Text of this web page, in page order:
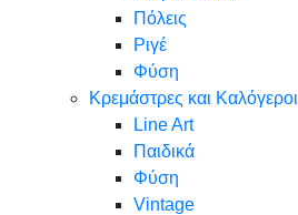
Πόλεις
Ριγέ
Φύση
Κρεμάστρες και Καλόγεροι
Line Art
Παιδικά
Φύση
Vintage